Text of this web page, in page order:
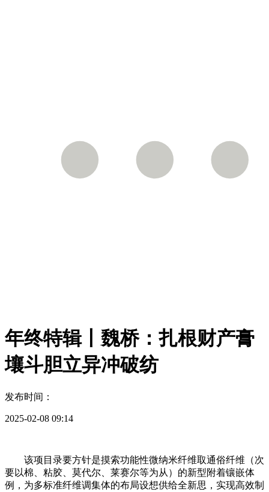
年终特辑丨魏桥：扎根财产膏
壤斗胆立异冲破纺
发布时间：
2025-02-08 09:14
该项目录要方针是摸索功能性微纳米纤维取通俗纤维（次
要以棉、粘胶、莫代尔、莱赛尔等为从）的新型附着镶嵌体
例，为多标准纤维调集体的布局设想供给全新思，实现高效制